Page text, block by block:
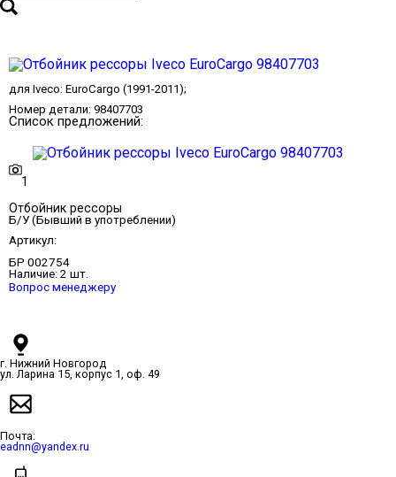
для Iveco: EuroCargo (1991-2011);
Номер детали: 98407703
Список предложений:
1
Отбойник рессоры
Б/У (Бывший в употреблении)
Артикул:
БР 002754
Наличие: 2 шт.
Вопрос менеджеру
г. Нижний Новгород
ул. Ларина 15, корпус 1, оф. 49
Почта:
eadnn@yandex.ru